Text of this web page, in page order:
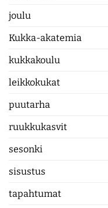
joulu
Kukka-akatemia
kukkakoulu
leikkokukat
puutarha
ruukkukasvit
sesonki
sisustus
tapahtumat